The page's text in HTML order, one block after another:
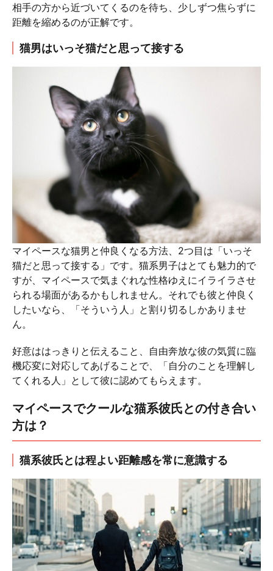
相手の方から近づいてくるのを待ち、少しずつ焦らずに
距離を縮めるのが正解です。
猫男はいっそ猫だと思って接する
マイペースな猫男と仲良くなる方法、2つ目は「いっそ
猫だと思って接する」です。猫系男子はとても魅力的で
すが、マイペースで気まぐれな性格ゆえにイライラさせ
られる場面があるかもしれません。それでも彼と仲良く
したいなら、「そういう人」と割り切るしかありませ
ん。
好意ははっきりと伝えること、自由奔放な彼の気質に臨
機応変に対応してあげることで、「自分のことを理解し
てくれる人」として彼に認めてもらえます。
マイペースでクールな猫系彼氏との付き合い
方は？
猫系彼氏とは程よい距離感を常に意識する